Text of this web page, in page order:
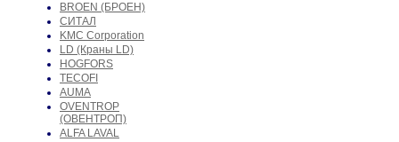
BROEN (БРОЕН)
СИТАЛ
KMC Corporation
LD (Краны LD)
HOGFORS
TECOFI
AUMA
OVENTROP
(ОВЕНТРОП)
ALFA LAVAL